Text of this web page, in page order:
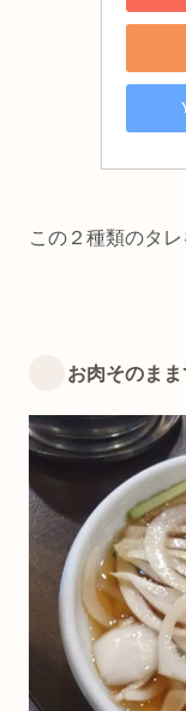
この２種類のタ
お肉そのま